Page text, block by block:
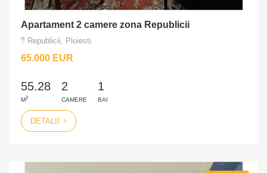
Apartament 2 camere zona Republicii
Republicii, Ploiesti
65.000 EUR
55.28
M2
2
CAMERE
1
BAI
DETALII